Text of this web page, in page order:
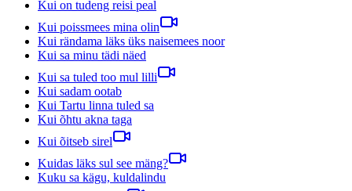
Kui on tudeng reisi peal
Kui poissmees mina olin
Kui rändama läks üks naisemees noor
Kui sa minu tädi näed
Kui sa tuled too mul lilli
Kui sadam ootab
Kui Tartu linna tuled sa
Kui õhtu akna taga
Kui õitseb sirel
Kuidas läks sul see mäng?
Kuku sa kägu, kuldalindu